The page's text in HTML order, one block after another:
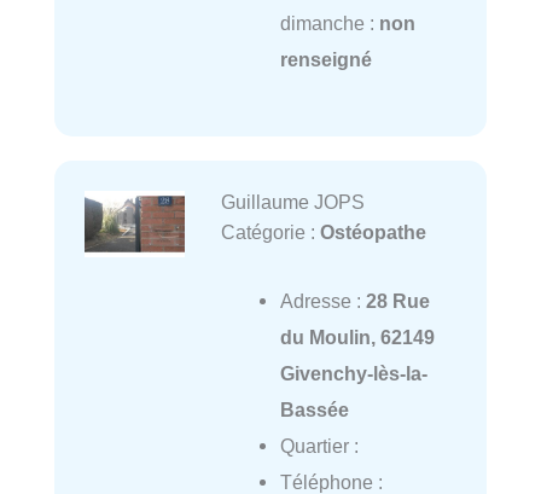
dimanche : non
renseigné
Guillaume JOPS
Catégorie : Ostéopathe
Adresse : 28 Rue
du Moulin, 62149
Givenchy-lès-la-
Bassée
Quartier :
Téléphone :